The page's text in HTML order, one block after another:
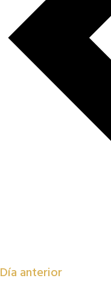
Día anterior